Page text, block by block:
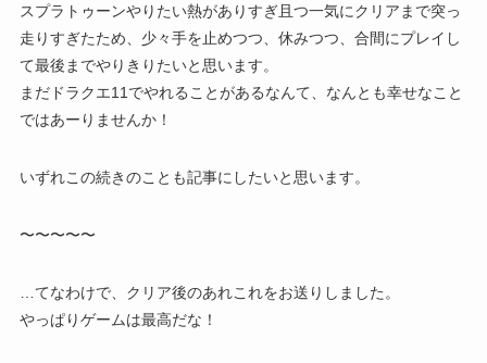
スプラトゥーンやりたい熱がありすぎ且つ一気にクリアまで突っ
走りすぎたため、少々手を止めつつ、休みつつ、合間にプレイし
て最後までやりきりたいと思います。
まだドラクエ11でやれることがあるなんて、なんとも幸せなこと
ではあーりませんか！
いずれこの続きのことも記事にしたいと思います。
〜〜〜〜〜
…てなわけで、クリア後のあれこれをお送りしました。
やっぱりゲームは最高だな！